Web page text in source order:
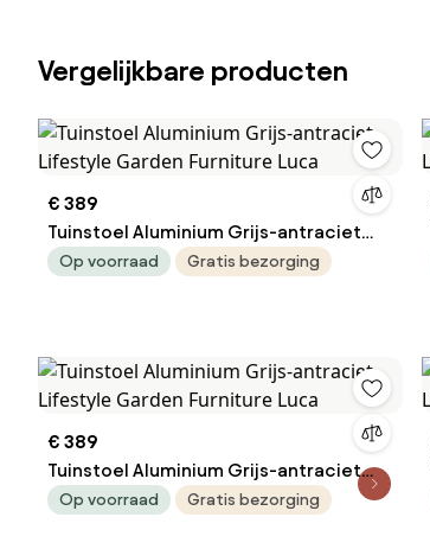
Vergelijkbare producten
€ 389
Tuinstoel Aluminium Grijs-antraciet
Lifestyle Garden Furniture Luca
Op voorraad Gratis bezorging
€ 389
Tuinstoel Aluminium Grijs-antraciet
Lifestyle Garden Furniture Luca
Op voorraad Gratis bezorging